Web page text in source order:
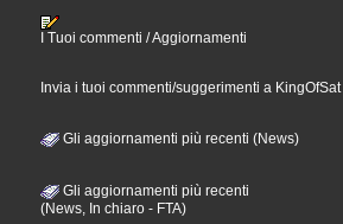
I Tuoi commenti / Aggiornamenti
Invia i tuoi commenti/suggerimenti a KingOfSat
Gli aggiornamenti più recenti (News)
Gli aggiornamenti più recenti
(News, In chiaro - FTA)